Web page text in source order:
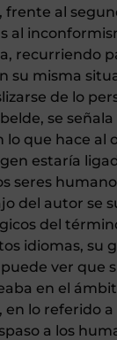
frente al
al
recurriendo
su misma
de lo
se
lo que hace al
estaría
seres
del autor se
del
idiomas, su
puede ver que
en el
en lo referido
a los